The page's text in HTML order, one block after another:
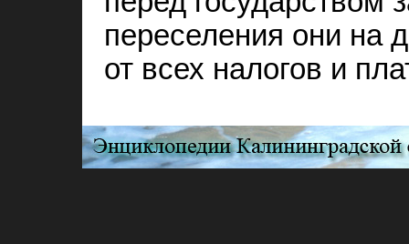
переселения они на
от всех налогов и